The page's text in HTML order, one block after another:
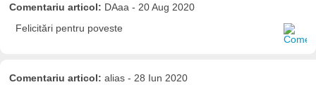
Comentariu articol: DAaa - 20 Aug 2020
Felicitări pentru poveste
Comentariu articol: alias - 28 Iun 2020